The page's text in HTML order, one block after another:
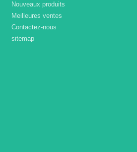
Nouveaux produits
Meilleures ventes
Contactez-nous
sitemap